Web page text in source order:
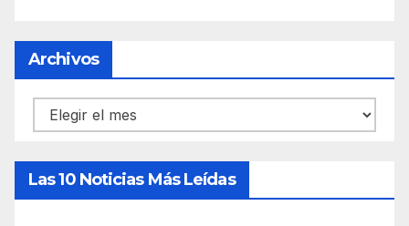
Archivos
Archivos
Las 10 Noticias Más Leídas